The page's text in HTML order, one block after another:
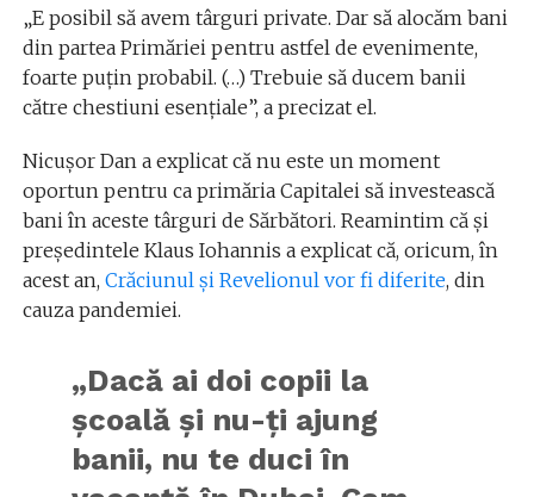
„E posibil să avem târguri private. Dar să alocăm bani
din partea Primăriei pentru astfel de evenimente,
foarte puţin probabil. (…) Trebuie să ducem banii
către chestiuni esenţiale”, a precizat el.
Nicuşor Dan a explicat că nu este un moment
oportun pentru ca primăria Capitalei să investească
bani în aceste târguri de Sărbători. Reamintim că și
președintele Klaus Iohannis a explicat că, oricum, în
acest an, Crăciunul și Revelionul vor fi diferite, din
cauza pandemiei.
„Dacă ai doi copii la
şcoală şi nu-ţi ajung
banii, nu te duci în